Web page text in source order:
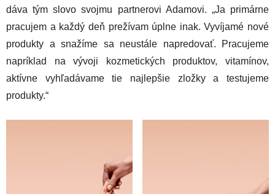
dáva tým slovo svojmu partnerovi Adamovi. „Ja primárne
pracujem a každý deň prežívam úplne inak. Vyvíjamé nové
produkty a snažíme sa neustále napredovať. Pracujeme
napríklad na vývoji kozmetických produktov, vitamínov,
aktívne vyhľadávame tie najlepšie zložky a testujeme
produkty.“